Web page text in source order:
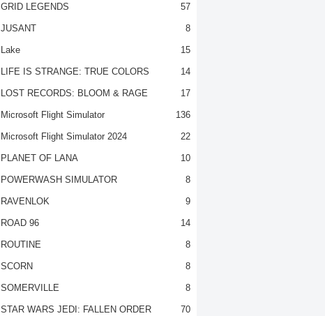
GRID LEGENDS 57
JUSANT 8
Lake 15
LIFE IS STRANGE: TRUE COLORS 14
LOST RECORDS: BLOOM & RAGE 17
Microsoft Flight Simulator 136
Microsoft Flight Simulator 2024 22
PLANET OF LANA 10
POWERWASH SIMULATOR 8
RAVENLOK 9
ROAD 96 14
ROUTINE 8
SCORN 8
SOMERVILLE 8
STAR WARS JEDI: FALLEN ORDER 70